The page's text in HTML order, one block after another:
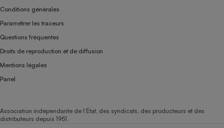
Conditions générales
Paramétrer les traceurs
Questions fréquentes
Droits de reproduction et de diffusion
Mentions légales
Panel
Association indépendante de l’État, des syndicats, des producteurs et des
distributeurs depuis 1951.